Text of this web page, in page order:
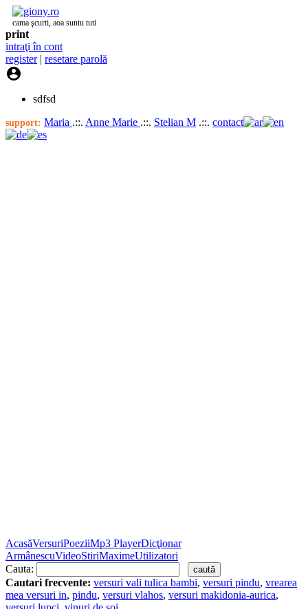
cama şcurti, aoa suntu tuti
print
intraţi în cont
register| resetare parolă

sdfsd
support: Maria .::. Anne Marie .::. Stelian M .::. contact
AcasăVersuriPoeziiMp3 PlayerDicţionar
ArmânescuVideoStiriMaximeUtilizatori
Cauta:
Cautari frecvente: versuri vali tulica bambi, versuri pindu, vrearea
mea versuri in, pindu, versuri vlahos, versuri makidonia-aurica,